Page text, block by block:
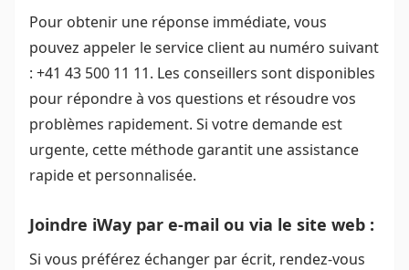
Pour obtenir une réponse immédiate, vous
pouvez appeler le service client au numéro suivant
: +41 43 500 11 11. Les conseillers sont disponibles
pour répondre à vos questions et résoudre vos
problèmes rapidement. Si votre demande est
urgente, cette méthode garantit une assistance
rapide et personnalisée.
Joindre iWay par e-mail ou via le site web :
Si vous préférez échanger par écrit, rendez-vous